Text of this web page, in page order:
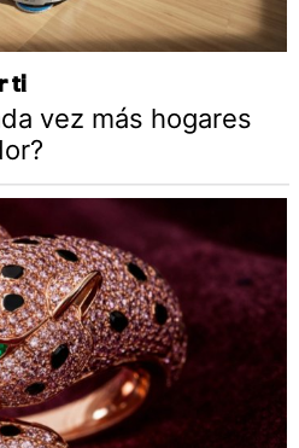
ti
vez más hogares